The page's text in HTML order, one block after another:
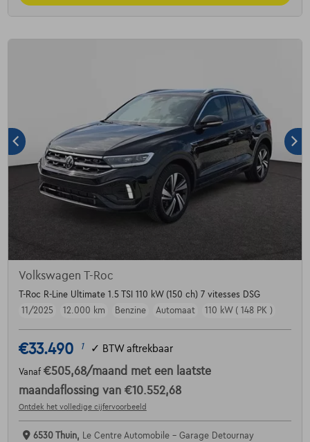
Volkswagen T-Roc
T-Roc R-Line Ultimate 1.5 TSI 110 kW (150 ch) 7 vitesses DSG
11/2025
12.000 km Benzine Automaat 110 kW ( 148 PK )
€33.490 1 ✓ BTW aftrekbaar
Vanaf €505,68/maand met een laatste
maandaflossing van €10.552,68
Ontdek het volledige cijfervoorbeeld
6530 Thuin, Le Centre Automobile - Garage Detournay